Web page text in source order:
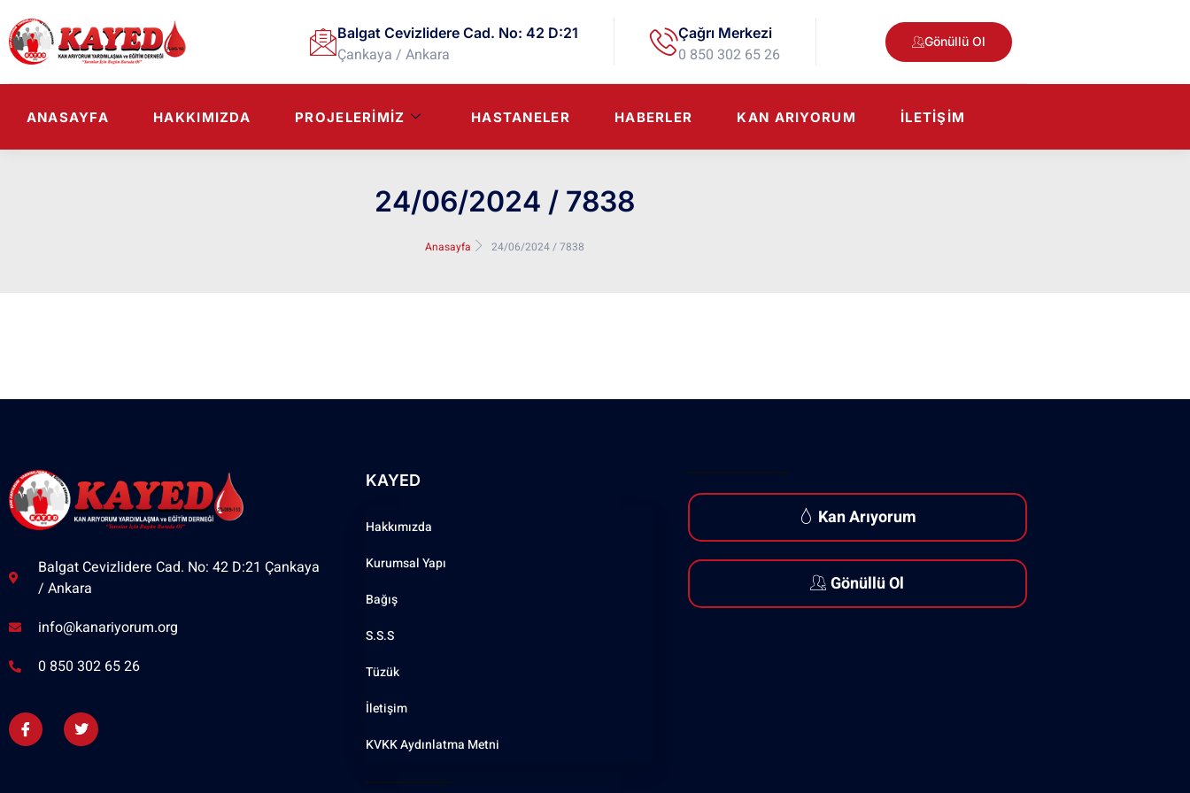
Balgat Cevizlidere Cad. No: 42 D:21
Çankaya / Ankara
Çağrı Merkezi
0 850 302 65 26
Gönüllü Ol
ANASAYFA HAKKIMIZDA PROJELERIMIZ HASTANELER HABERLER KAN ARIYORUM İLETIŞIM
24/06/2024 / 7838
Anasayfa 24/06/2024 / 7838
Balgat Cevizlidere Cad. No: 42 D:21 Çankaya
/ Ankara
info@kanariyorum.org
0 850 302 65 26
KAYED
Hakkımızda
Kurumsal Yapı
Bağış
S.S.S
Tüzük
İletişim
KVKK Aydınlatma Metni
Kan Arıyorum
Gönüllü Ol